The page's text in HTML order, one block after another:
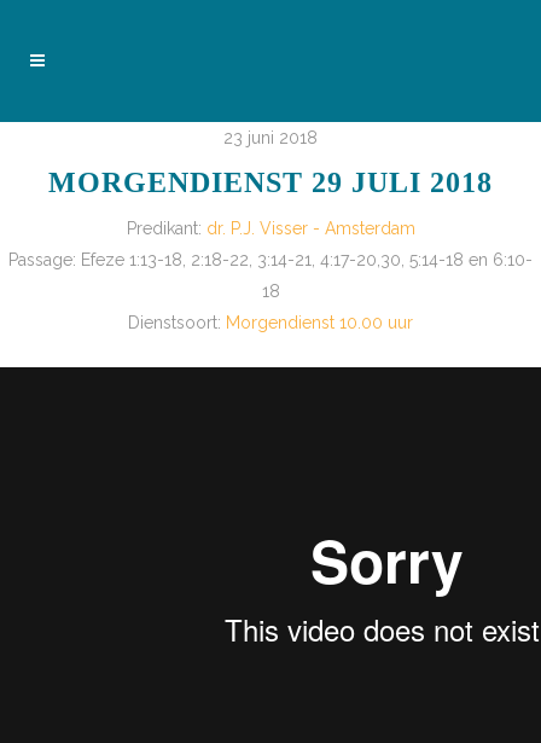
23 juni 2018
MORGENDIENST 29 JULI 2018
Predikant: dr. P.J. Visser - Amsterdam
Passage: Efeze 1:13-18, 2:18-22, 3:14-21, 4:17-20,30, 5:14-18 en 6:10-
18
Dienstsoort: Morgendienst 10.00 uur